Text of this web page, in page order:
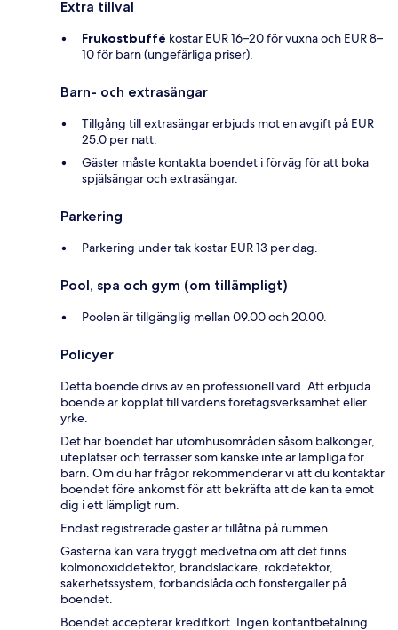
Extra tillval
Frukostbuffé kostar EUR 16–20 för vuxna och EUR 8–
10 för barn (ungefärliga priser).
Barn- och extrasängar
Tillgång till extrasängar erbjuds mot en avgift på EUR
25.0 per natt.
Gäster måste kontakta boendet i förväg för att boka
spjälsängar och extrasängar.
Parkering
Parkering under tak kostar EUR 13 per dag.
Pool, spa och gym (om tillämpligt)
Poolen är tillgänglig mellan 09.00 och 20.00.
Policyer
Detta boende drivs av en professionell värd. Att erbjuda
boende är kopplat till värdens företagsverksamhet eller
yrke.
Det här boendet har utomhusområden såsom balkonger,
uteplatser och terrasser som kanske inte är lämpliga för
barn. Om du har frågor rekommenderar vi att du kontaktar
boendet före ankomst för att bekräfta att de kan ta emot
dig i ett lämpligt rum.
Endast registrerade gäster är tillåtna på rummen.
Gästerna kan vara tryggt medvetna om att det finns
kolmonoxiddetektor, brandsläckare, rökdetektor,
säkerhetssystem, förbandslåda och fönstergaller på
boendet.
Boendet accepterar kreditkort. Ingen kontantbetalning.